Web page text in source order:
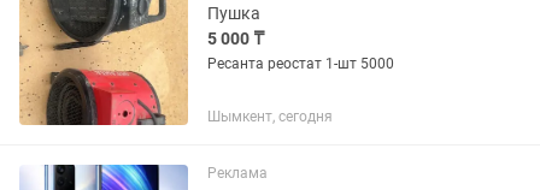
Пушка
5 000 ₸
Ресанта реостат 1-шт 5000
Шымкент, сегодня
Реклама